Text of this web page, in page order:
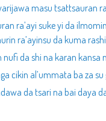
masu tsattsauran
ra’ayi suke yi da
ra’ayinsu da kuma
nufi da shi na karan
cikin al’ummata ba za
da tsari na bai daya